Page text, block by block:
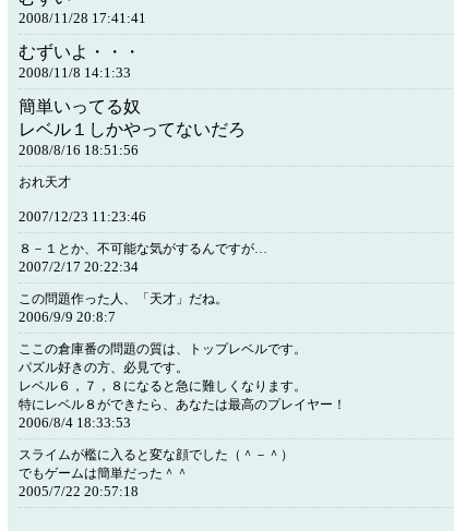
2008/11/28 17:41:41
むずいよ・・・
2008/11/8 14:1:33
簡単いってる奴
レベル１しかやってないだろ
2008/8/16 18:51:56
おれ天才
2007/12/23 11:23:46
８－１とか、不可能な気がするんですが…
2007/2/17 20:22:34
この問題作った人、「天才」だね。
2006/9/9 20:8:7
ここの倉庫番の問題の質は、トップレベルです。
パズル好きの方、必見です。
レベル６，７，８になると急に難しくなります。
特にレベル８ができたら、あなたは最高のプレイヤー！
2006/8/4 18:33:53
スライムが檻に入ると変な顔でした（＾－＾）
でもゲームは簡単だった＾＾
2005/7/22 20:57:18